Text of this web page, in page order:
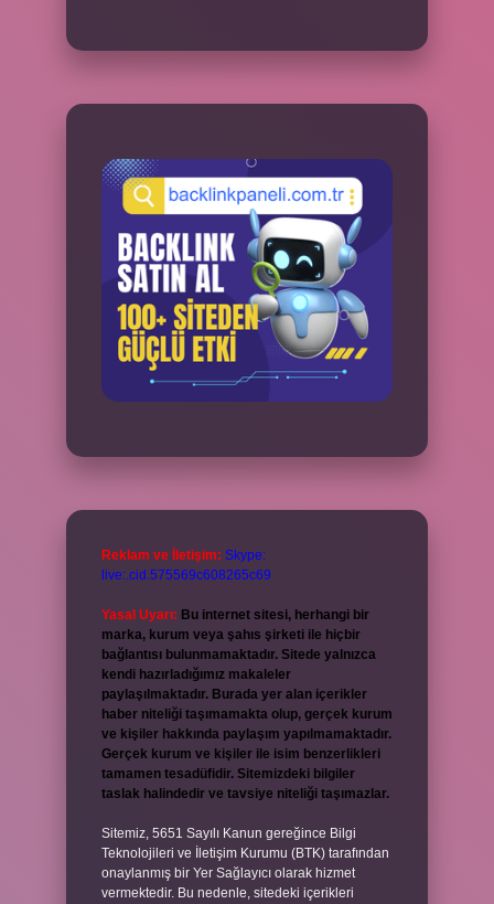
Reklam ve İletişim: Skype:
live:.cid.575569c608265c69
Yasal Uyarı: Bu internet sitesi, herhangi bir
marka, kurum veya şahıs şirketi ile hiçbir
bağlantısı bulunmamaktadır. Sitede yalnızca
kendi hazırladığımız makaleler
paylaşılmaktadır. Burada yer alan içerikler
haber niteliği taşımamakta olup, gerçek kurum
ve kişiler hakkında paylaşım yapılmamaktadır.
Gerçek kurum ve kişiler ile isim benzerlikleri
tamamen tesadüfidir. Sitemizdeki bilgiler
taslak halindedir ve tavsiye niteliği taşımazlar.
Sitemiz, 5651 Sayılı Kanun gereğince Bilgi
Teknolojileri ve İletişim Kurumu (BTK) tarafından
onaylanmış bir Yer Sağlayıcı olarak hizmet
vermektedir. Bu nedenle, sitedeki içerikleri